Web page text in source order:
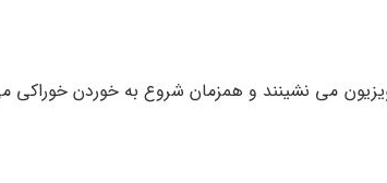
می نشینند و همزمان شروع به خوردن